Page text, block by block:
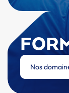
Nos